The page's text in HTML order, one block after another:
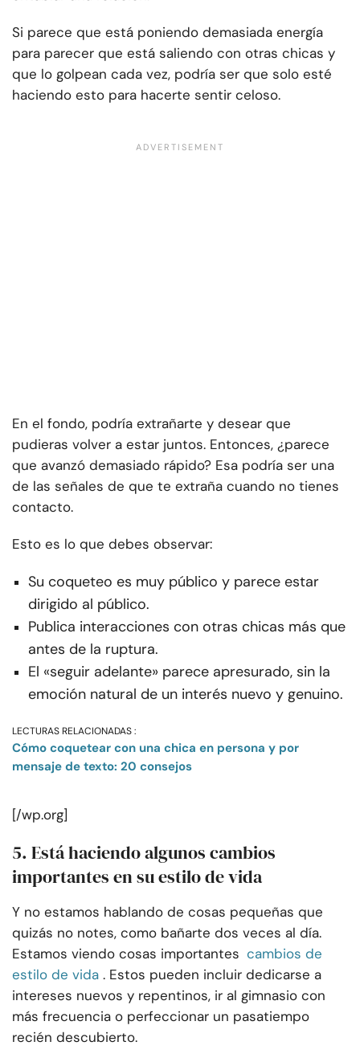
Si parece que está poniendo demasiada energía
para parecer que está saliendo con otras chicas y
que lo golpean cada vez, podría ser que solo esté
haciendo esto para hacerte sentir celoso.
En el fondo, podría extrañarte y desear que
pudieras volver a estar juntos. Entonces, ¿parece
que avanzó demasiado rápido? Esa podría ser una
de las señales de que te extraña cuando no tienes
contacto.
Esto es lo que debes observar:
Su coqueteo es muy público y parece estar
dirigido al público.
Publica interacciones con otras chicas más que
antes de la ruptura.
El «seguir adelante» parece apresurado, sin la
emoción natural de un interés nuevo y genuino.
LECTURAS RELACIONADAS :
Cómo coquetear con una chica en persona y por
mensaje de texto: 20 consejos
[/wp.org]
5. Está haciendo algunos cambios
importantes en su estilo de vida
Y no estamos hablando de cosas pequeñas que
quizás no notes, como bañarte dos veces al día.
Estamos viendo cosas importantes cambios de
estilo de vida . Estos pueden incluir dedicarse a
intereses nuevos y repentinos, ir al gimnasio con
más frecuencia o perfeccionar un pasatiempo
recién descubierto.